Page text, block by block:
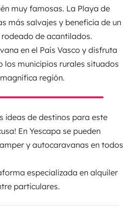
muy famosas. La Playa de
más salvajes y beneficia de un
de acantilados.
en el País Vasco y disfruta
municipios rurales situados
región.
ideas de destinos para este
En Yescapa se pueden
y autocaravanas en todos
especializada en alquiler
particulares.